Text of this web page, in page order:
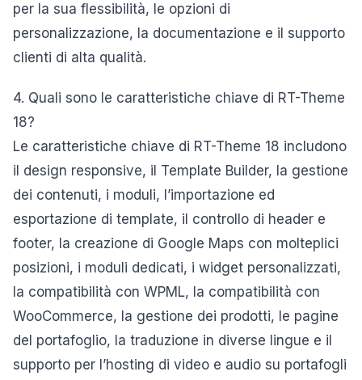
per la sua flessibilità, le opzioni di
personalizzazione, la documentazione e il supporto
clienti di alta qualità.
4. Quali sono le caratteristiche chiave di RT-Theme
18?
Le caratteristiche chiave di RT-Theme 18 includono
il design responsive, il Template Builder, la gestione
dei contenuti, i moduli, l’importazione ed
esportazione di template, il controllo di header e
footer, la creazione di Google Maps con molteplici
posizioni, i moduli dedicati, i widget personalizzati,
la compatibilità con WPML, la compatibilità con
WooCommerce, la gestione dei prodotti, le pagine
del portafoglio, la traduzione in diverse lingue e il
supporto per l’hosting di video e audio su portafogli